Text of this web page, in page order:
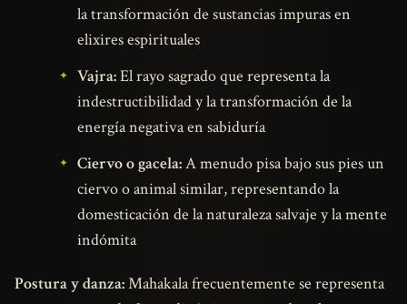
la transformación de sustancias impuras en
elixires espirituales
Vajra:El rayo sagrado que representa la
indestructibilidad y la transformación de la
energía negativa en sabiduría
Ciervo o gacela:A menudo pisa bajo sus pies un
ciervo o animal similar, representando la
domesticación de la naturaleza salvaje y la mente
indómita
Postura y danza:Mahakala frecuentemente se representa